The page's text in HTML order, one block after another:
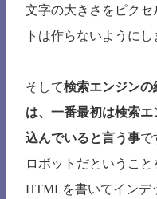
文字の大きさをピク
トは作らないようにし
そして検索エンジンの
は、一番最初は検索
込んでいると言う事で
ロボットだというこ
HTMLを書いてインデ